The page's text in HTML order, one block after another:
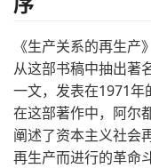
《生产关系的再生
从这部书稿中抽出著
一文，发表在1971年
在这部著作中，阿尔
阐述了资本主义社会
再生产而进行的革命